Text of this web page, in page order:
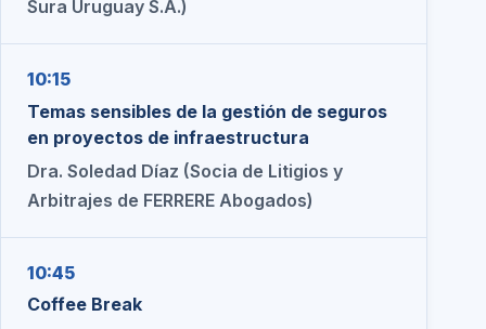
Sura Uruguay S.A.)
10:15
Temas sensibles de la gestión de seguros
en proyectos de infraestructura
Dra. Soledad Díaz (Socia de Litigios y
Arbitrajes de FERRERE Abogados)
10:45
Coffee Break